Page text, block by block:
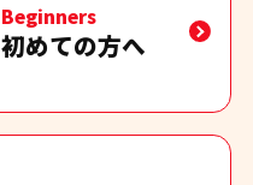
Beginners
初めての方へ